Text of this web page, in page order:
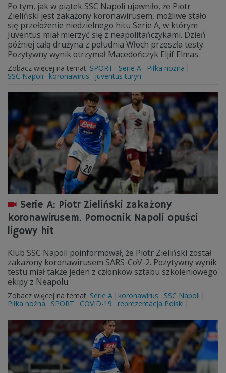
Po tym, jak w piątek SSC Napoli ujawniło, że Piotr
Zieliński jest zakażony koronawirusem, możliwe stało
się przełożenie niedzielnego hitu Serie A, w którym
Juventus miał mierzyć się z neapolitańczykami. Dzień
później całą drużyna z południa Włoch przeszła testy.
Pozytywny wynik otrzymał Macedończyk Eljif Elmas.
Zobacz więcej na temat: SPORT Serie A
Piłka nożna
SSC Napoli
koronawirus juventus turyn
Serie A: Piotr Zieliński zakażony
koronawirusem. Pomocnik Napoli opuści
ligowy hit
Klub SSC Napoli poinformował, że Piotr Zieliński został
zakażony koronawirusem SARS-CoV-2. Pozytywny wynik
testu miał także jeden z członków sztabu szkoleniowego
ekipy z Neapolu.
Zobacz więcej na temat: Serie A koronawirus
SSC Napoli
Piłka nożna
SPORT COVID-19 reprezentacja Polski